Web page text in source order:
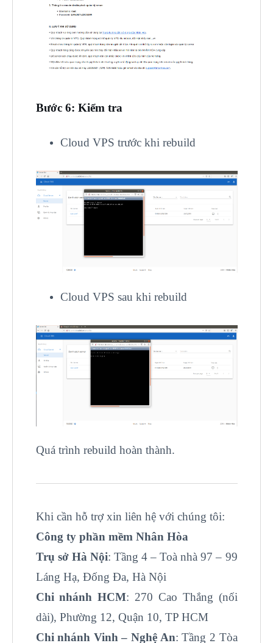
Bước 6: Kiểm tra
Cloud VPS trước khi rebuild
Cloud VPS sau khi rebuild
Quá trình rebuild hoàn thành.
Khi cần hỗ trợ xin liên hệ với chúng tôi:
Công ty phần mềm Nhân Hòa
Trụ sở Hà Nội: Tầng 4 – Toà nhà 97 – 99
Láng Hạ, Đống Đa, Hà Nội
Chi nhánh HCM: 270 Cao Thắng (nối
dài), Phường 12, Quận 10, TP HCM
Chi nhánh Vinh – Nghệ An: Tầng 2 Tòa